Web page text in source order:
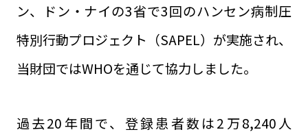
ン、ドン・ナイの3省で3回のハンセン病制圧
特別行動プロジェクト（SAPEL）が実施され、
当財団ではWHOを通じて協力しました。
過去20年間で、登録患者数は2万8,240人